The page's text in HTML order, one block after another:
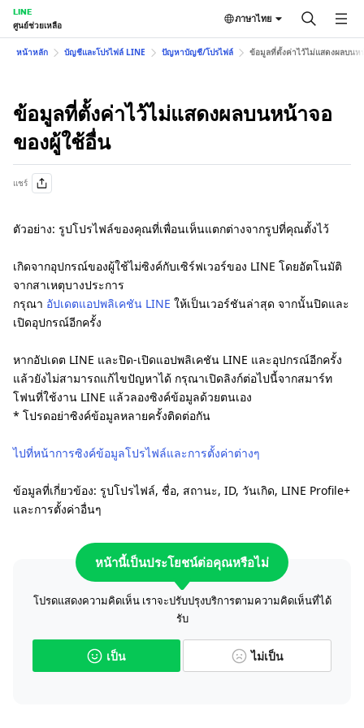
LINE
ศูนย์ช่วยเหลือ
ภาษาไทย
หน้าหลัก บัญชีและโปรไฟล์ LINE ปัญหาบัญชี/โปรไฟล์ ข้อมูลที่ตั้งค่าไว้ไม่แสดงผลบนห
ข้อมูลที่ตั้งค่าไว้ไม่แสดงผลบนหน้าจอ
ของผู้ใช้อื่น
แชร์
ตัวอย่าง: รูปโปรไฟล์ของคุณที่เพื่อนเห็นแตกต่างจากรูปที่คุณตั้งไว้
เกิดจากอุปกรณ์ของผู้ใช้ไม่ซิงค์กับเซิร์ฟเวอร์ของ LINE โดยอัตโนมัติ
จากสาเหตุบางประการ
กรุณา อัปเดตแอปพลิเคชัน LINE ให้เป็นเวอร์ชันล่าสุด จากนั้นปิดและ
เปิดอุปกรณ์อีกครั้ง
หากอัปเดต LINE และปิด-เปิดแอปพลิเคชัน LINE และอุปกรณ์อีกครั้ง
แล้วยังไม่สามารถแก้ไขปัญหาได้ กรุณาเปิดลิงก์ต่อไปนี้จากสมาร์ท
โฟนที่ใช้งาน LINE แล้วลองซิงค์ข้อมูลด้วยตนเอง
* โปรดอย่าซิงค์ข้อมูลหลายครั้งติดต่อกัน
ไปที่หน้าการซิงค์ข้อมูลโปรไฟล์และการตั้งค่าต่างๆ
ข้อมูลที่เกี่ยวข้อง: รูปโปรไฟล์, ชื่อ, สถานะ, ID, วันเกิด, LINE Profile+
และการตั้งค่าอื่นๆ
หน้านี้เป็นประโยชน์ต่อคุณหรือไม่
โปรดแสดงความคิดเห็น เราจะปรับปรุงบริการตามความคิดเห็นที่ได้
รับ
เป็น ไม่เป็น